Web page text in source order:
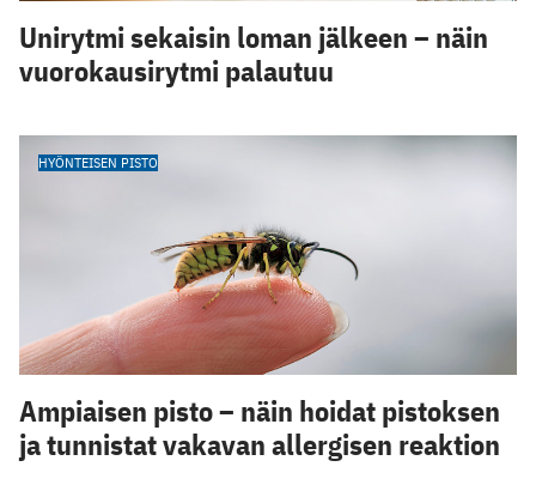
Unirytmi sekaisin loman jälkeen – näin
vuorokausirytmi palautuu
HYÖNTEISEN PISTO
Ampiaisen pisto – näin hoidat pistoksen
ja tunnistat vakavan allergisen reaktion